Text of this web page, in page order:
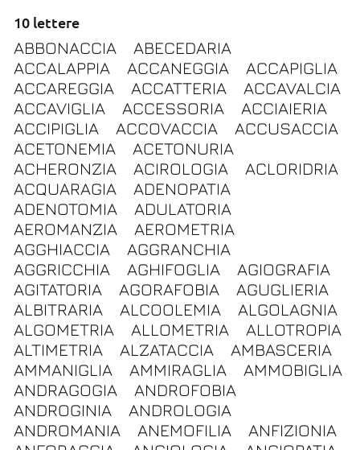
10 lettere
ABBONACCIA
ABECEDARIA
ACCALAPPIA
ACCANEGGIA
ACCAPIGLIA
ACCAREGGIA
ACCATTERIA
ACCAVALCIA
ACCAVIGLIA
ACCESSORIA
ACCIAIERIA
ACCIPIGLIA
ACCOVACCIA
ACCUSACCIA
ACETONEMIA
ACETONURIA
ACHERONZIA
ACIROLOGIA
ACLORIDRIA
ACQUARAGIA
ADENOPATIA
ADENOTOMIA
ADULATORIA
AEROMANZIA
AEROMETRIA
AGGHIACCIA
AGGRANCHIA
AGGRICCHIA
AGHIFOGLIA
AGIOGRAFIA
AGITATORIA
AGORAFOBIA
AGUGLIERIA
ALBITRARIA
ALCOOLEMIA
ALGOLAGNIA
ALGOMETRIA
ALLOMETRIA
ALLOTROPIA
ALTIMETRIA
ALZATACCIA
AMBASCERIA
AMMANIGLIA
AMMIRAGLIA
AMMOBIGLIA
ANDRAGOGIA
ANDROFOBIA
ANDROGINIA
ANDROLOGIA
ANDROMANIA
ANEMOFILIA
ANFIZIONIA